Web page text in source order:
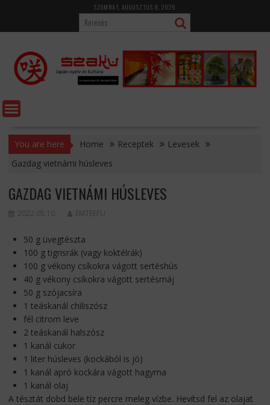
content
SZOMBAT, AUGUSZTUS 8, 2026
You are here Home Receptek
Levesek
Gazdag vietnámi húsleves
GAZDAG VIETNÁMI HÚSLEVES
2022.05.10. EMTEEFU
50 g üvegtészta
100 g tigrisrák (vagy koktélrák)
100 g vékony csíkokra vágott sertéshús
40 g vékony csíkokra vágott sertésmáj
50 g szójacsíra
1 teáskanál chiliszósz
fél citrom leve
2 teáskanál halszósz
1 kanál cukor
1 liter húsleves (kockából is jó)
1 kanál apró kockára vágott hagyma
1 kanál olaj
A tésztát dobd bele tíz percre meleg vízbe. Hevítsd fel az olajat